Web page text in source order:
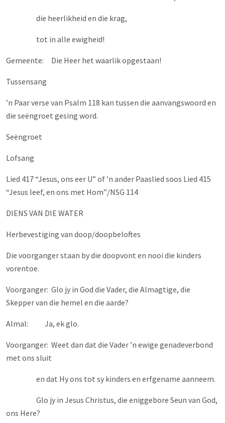
die heerlikheid en die krag,
tot in alle ewigheid!
Gemeente: Die Heer het waarlik opgestaan!
Tussensang
’n Paar verse van Psalm 118 kan tussen die aanvangswoord en
die seëngroet gesing word.
Seëngroet
Lofsang
Lied 417 “Jesus, ons eer U” of ’n ander Paaslied soos Lied 415
“Jesus leef, en ons met Hom”/NSG 114
DIENS VAN DIE WATER
Herbevestiging van doop/doopbeloftes
Die voorganger staan by die doopvont en nooi die kinders
vorentoe.
Voorganger: Glo jy in God die Vader, die Almagtige, die
Skepper van die hemel en die aarde?
Almal: Ja, ek glo.
Voorganger: Weet dan dat die Vader ’n ewige genadeverbond
met ons sluit
en dat Hy ons tot sy kinders en erfgename aanneem.
Glo jy in Jesus Christus, die eniggebore Seun van God,
ons Here?